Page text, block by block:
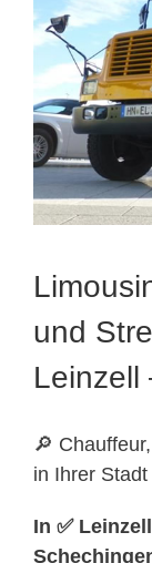
und
Leinzell
🔎
in Ihrer
In ✅